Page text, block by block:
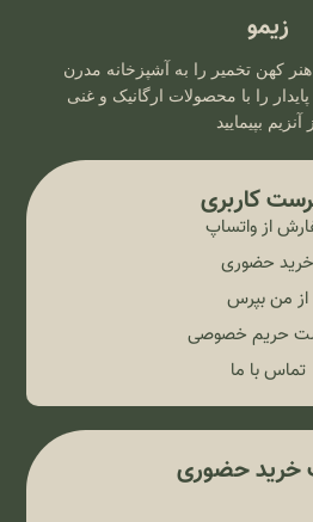
زیمو
کهن تخمیر را به آشپزخانه مدرن
را با محصولات ارگانیک و غنی
آنزیم بپیمایید
کاربری
از واتساپ
خرید حضوری
از من بپرس
حریم خصوصی
تماس با ما
حضوری